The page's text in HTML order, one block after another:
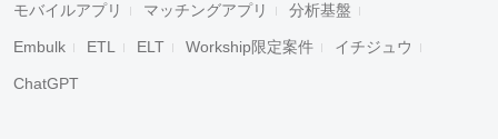
モバイルアプリ マッチングアプリ 分析基盤
Embulk ETL ELT Workship限定案件 イチジュウ
ChatGPT